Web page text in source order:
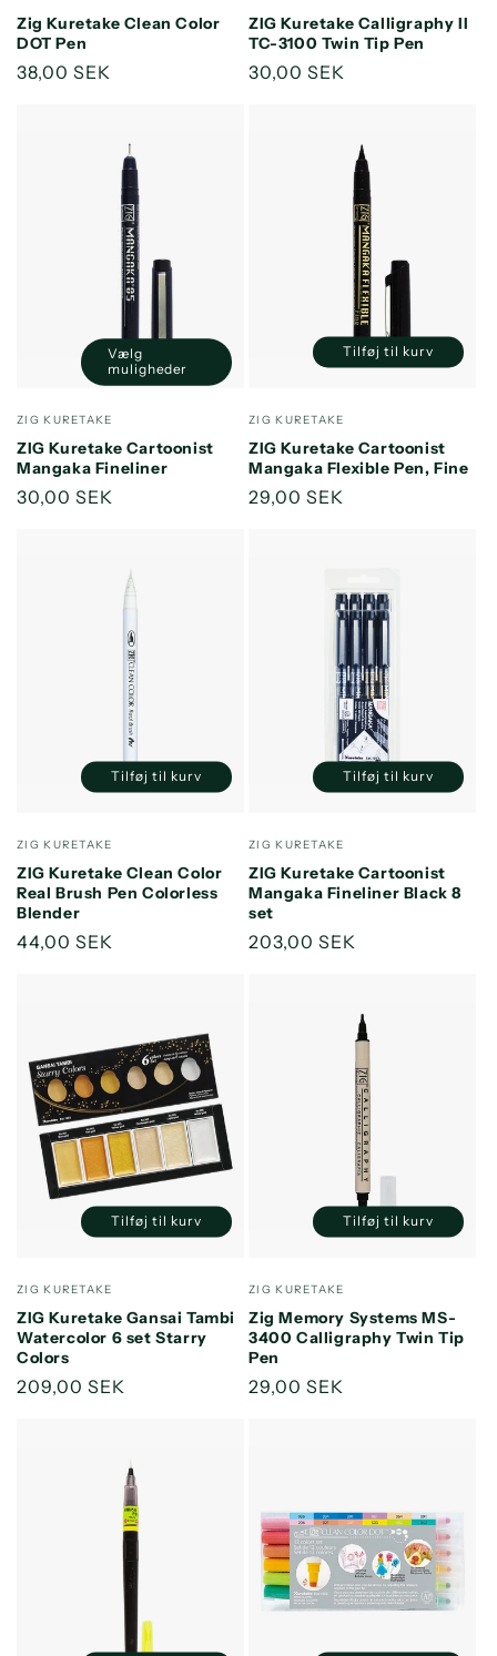
Zig Kuretake Clean Color
DOT Pen
Normalpris
38,00 SEK
ZIG Kuretake Calligraphy II
TC-3100 Twin Tip Pen
Normalpris
30,00 SEK
Forhandler:
ZIG KURETAKE
ZIG Kuretake Cartoonist
Mangaka Fineliner
Normalpris
30,00 SEK
Vælg
muligheder
Forhandler:
ZIG KURETAKE
ZIG Kuretake Cartoonist
Mangaka Flexible Pen, Fine
Normalpris
29,00 SEK
Reducer
Default
Title
Øg
Title
Tilføj til kurv
Forhandler:
ZIG KURETAKE
ZIG Kuretake Clean Color
Real Brush Pen Colorless
Blender
Normalpris
44,00 SEK
Reducer
Title
Øg
Title
Tilføj til kurv
Forhandler:
ZIG KURETAKE
ZIG Kuretake Cartoonist
Mangaka Fineliner Black 8
set
Normalpris
203,00 SEK
Reducer
Title
Øg
Title
Tilføj til kurv
Forhandler:
ZIG KURETAKE
ZIG Kuretake Gansai Tambi
Watercolor 6 set Starry
Colors
Normalpris
209,00 SEK
Reducer
Title
Øg
Title
Tilføj til kurv
Forhandler:
ZIG KURETAKE
Zig Memory Systems MS-
3400 Calligraphy Twin Tip
Pen
Normalpris
29,00 SEK
Reducer
Title
Øg
Title
Tilføj til kurv